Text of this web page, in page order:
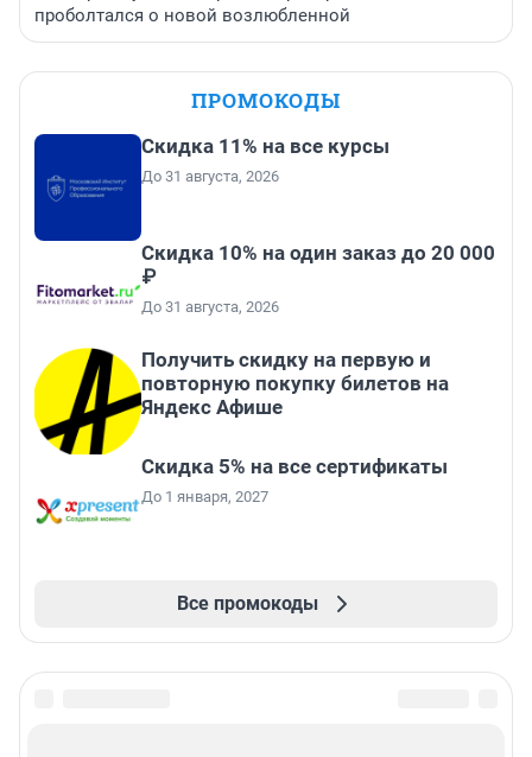
проболтался о новой возлюбленной
ПРОМОКОДЫ
Скидка 11% на все курсы
До 31 августа, 2026
Скидка 10% на один заказ до 20 000
₽
До 31 августа, 2026
Получить скидку на первую и
повторную покупку билетов на
Яндекс Афише
Скидка 5% на все сертификаты
До 1 января, 2027
Все промокоды